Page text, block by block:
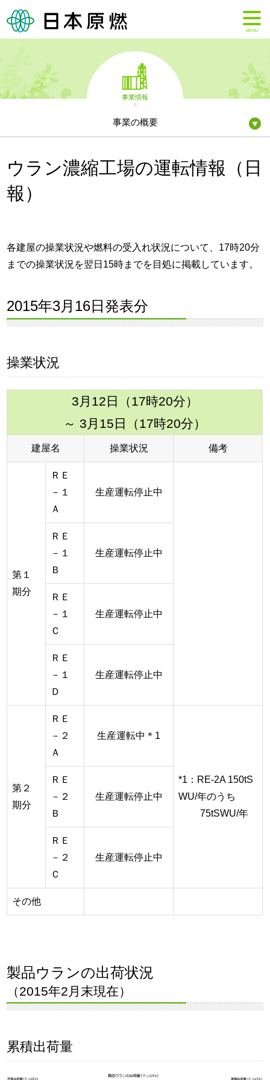
MENU
事業情報
事業の概要
ウラン濃縮工場の運転情報（日
報）
各建屋の操業状況や燃料の受入れ状況について、17時20分
までの操業状況を翌日15時までを目処に掲載しています。
2015年3月16日発表分
操業状況
3月12日（17時20分）
～ 3月15日（17時20分）
建屋名 操業状況 備考
第１
期分
ＲＥ
－１
Ａ
生産運転停止中
ＲＥ
－１
Ｂ
生産運転停止中
ＲＥ
－１
Ｃ
生産運転停止中
ＲＥ
－１
Ｄ
生産運転停止中
第２
期分
ＲＥ
－２
Ａ
生産運転中＊1
*1：RE-2A 150tS
WU/年のうち
75tSWU/年
ＲＥ
－２
Ｂ
生産運転停止中
ＲＥ
－２
Ｃ
生産運転停止中
その他
製品ウランの出荷状況
（2015年2月末現在）
累積出荷量